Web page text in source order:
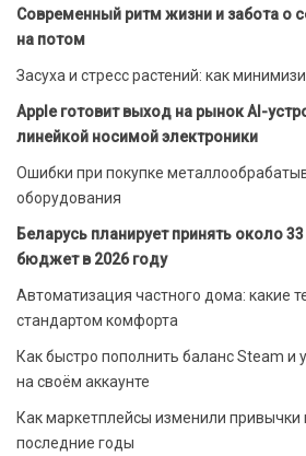
Современный ритм жизни и забота о
на потом
Засуха и стресс растений: как
Apple готовит выход на рынок AI-
линейкой носимой электроники
Ошибки при покупке
оборудования
Беларусь планирует принять около
бюджет в 2026 году
Автоматизация частного дома: какие
стандартом комфорта
Как быстро пополнить баланс Steam и
на своём аккаунте
Как маркетплейсы изменили привычки
последние годы